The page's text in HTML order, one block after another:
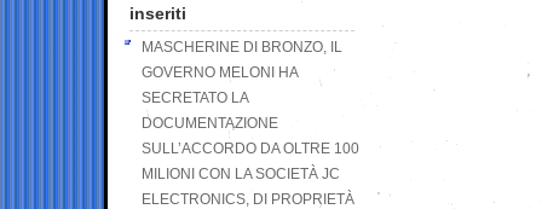
inseriti
MASCHERINE DI BRONZO, IL
GOVERNO MELONI HA
SECRETATO LA
DOCUMENTAZIONE
SULL’ACCORDO DA OLTRE 100
MILIONI CON LA SOCIETÀ JC
ELECTRONICS, DI PROPRIETÀ